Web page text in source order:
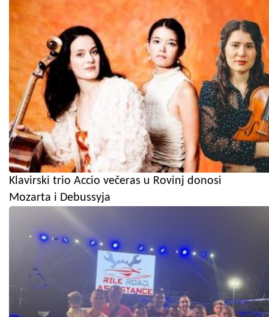
Klavirski trio Accio večeras u Rovinj donosi
Mozarta i Debussyja